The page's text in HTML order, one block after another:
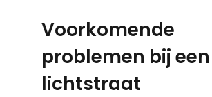
Voorkomende
problemen bij een
lichtstraat